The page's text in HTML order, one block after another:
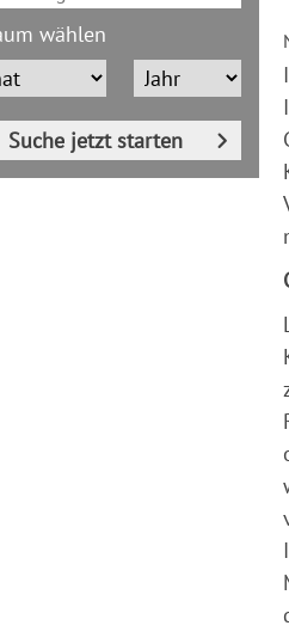
wählen
Suche jetzt starten